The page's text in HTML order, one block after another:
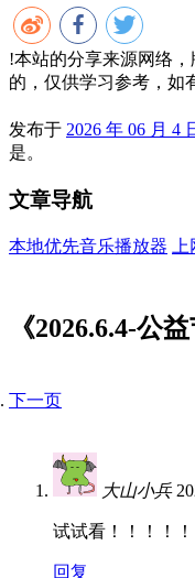
!本站的分享来源网络
的，仅供学习参考，如
发布于 2026 年 06 月 4
是。
文章导航
本地优先音乐播放器
《2026.6.4-公
下一页
大山小兵
试试看！！！！！
回复